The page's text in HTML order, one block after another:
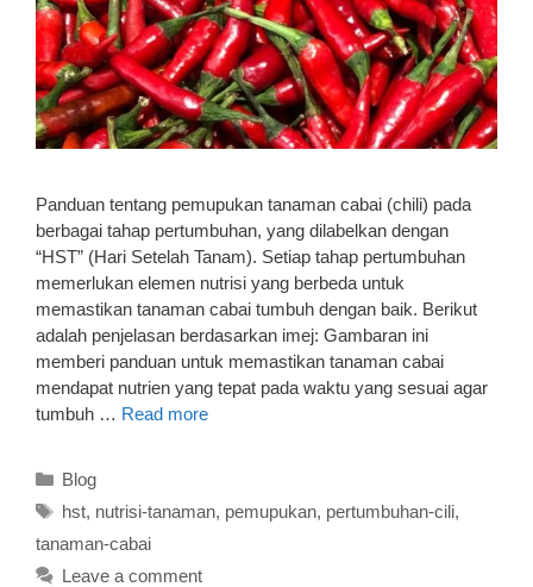
Panduan tentang pemupukan tanaman cabai (chili) pada
berbagai tahap pertumbuhan, yang dilabelkan dengan
“HST” (Hari Setelah Tanam). Setiap tahap pertumbuhan
memerlukan elemen nutrisi yang berbeda untuk
memastikan tanaman cabai tumbuh dengan baik. Berikut
adalah penjelasan berdasarkan imej: Gambaran ini
memberi panduan untuk memastikan tanaman cabai
mendapat nutrien yang tepat pada waktu yang sesuai agar
tumbuh … Read more
Categories
Blog
Tags
hst, nutrisi-tanaman, pemupukan, pertumbuhan-cili,
tanaman-cabai
Leave a comment